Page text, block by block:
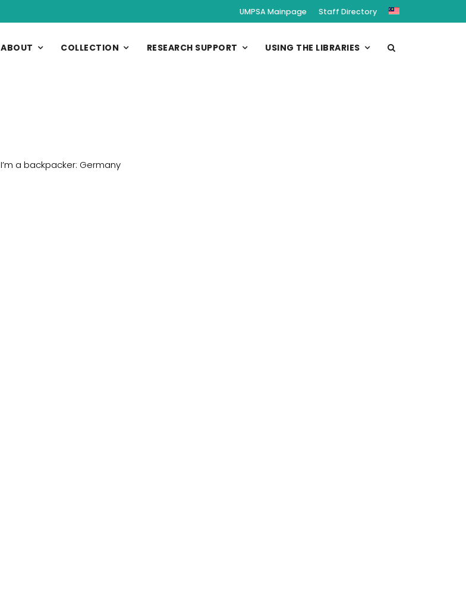
UMPSA Mainpage Staff Directory
ABOUT COLLECTION RESEARCH SUPPORT USING THE LIBRARIES
I’m a backpacker: Germany